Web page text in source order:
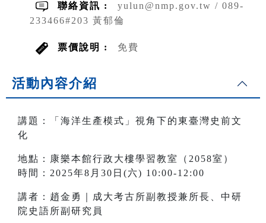
聯絡資訊 :
yulun@nmp.gov.tw / 089-
233466#203 黃郁倫
票價說明 : 免費
活動內容介紹
講題：「海洋生產模式」視角下的東臺灣史前文
化
地點：康樂本館行政大樓學習教室（2058室）
時間：2025年8月30日(六) 10:00-12:00
講者：趙金勇｜成大考古所副教授兼所長、中研
院史語所副研究員